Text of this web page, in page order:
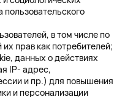
пользовательского
в том числе по
прав как потребителей;
данных о действиях
IP- адрес,
и пр.) для повышения
и персонализации